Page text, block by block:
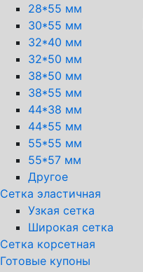
28*55 мм
30*55 мм
32*40 мм
32*50 мм
38*50 мм
38*55 мм
44*38 мм
44*55 мм
55*55 мм
55*57 мм
Другое
Сетка эластичная
Узкая сетка
Широкая сетка
Сетка корсетная
Готовые купоны